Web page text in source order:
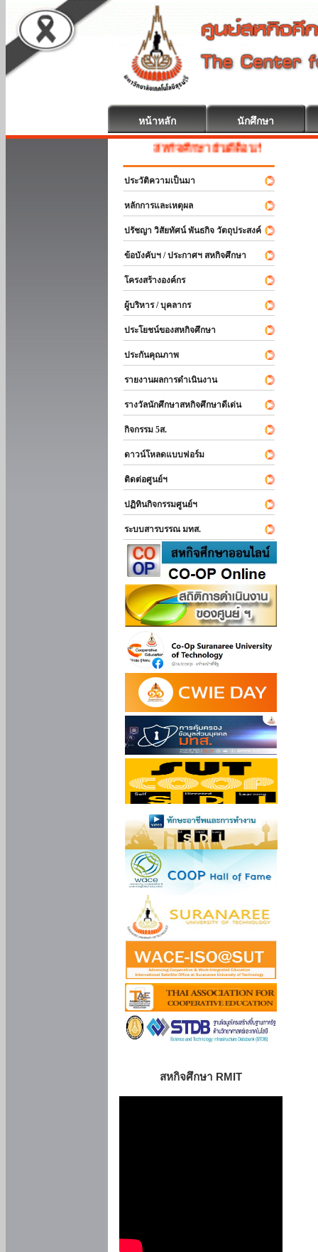
หน้าหลัก นักศึกษา
สหกิจศึกษา ยินดีต้อนรับ
ประวัติความเป็นมา
หลักการและเหตุผล
ปรัชญา วิสัยทัศน์ พันธกิจ วัตถุประสงค์
ข้อบังคับฯ / ประกาศฯ สหกิจศึกษา
โครงสร้างองค์กร
ผู้บริหาร / บุคลากร
ประโยชน์ของสหกิจศึกษา
ประกันคุณภาพ
รายงานผลการดำเนินงาน
รางวัลนักศึกษาสหกิจศึกษาดีเด่น
กิจกรรม 5ส.
ดาวน์โหลดแบบฟอร์ม
ติดต่อศูนย์ฯ
ปฏิทินกิจกรรมศูนย์ฯ
ระบบสารบรรณ มทส.
สหกิจศึกษา RMIT